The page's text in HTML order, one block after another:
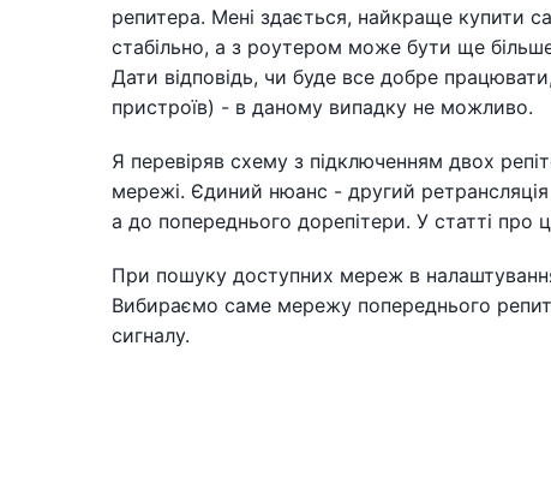
репитера. Мені здається, найкраще купити
стабільно, а з роутером може бути ще
Дати відповідь, чи буде все добре
пристроїв) - в даному випадку не можливо.
Я перевіряв схему з підключенням двох
мережі. Єдиний нюанс - другий
а до попереднього дорепітери. У статті про
При пошуку доступних мереж в
Вибираємо саме мережу попереднього
сигналу.